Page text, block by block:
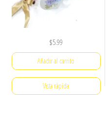
$5.99
Añadir al carrito
Vista rápida